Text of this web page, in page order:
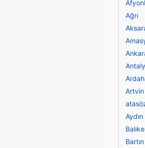
Ağrı
Artvin
Aydın
Bartın